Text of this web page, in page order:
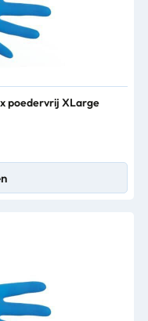
poedervrij XLarge